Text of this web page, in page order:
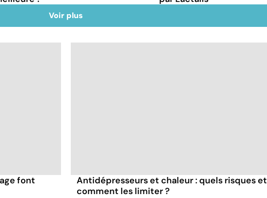
Voir plus
font
Antidépresseurs et chaleur : quels risques et
comment les limiter ?